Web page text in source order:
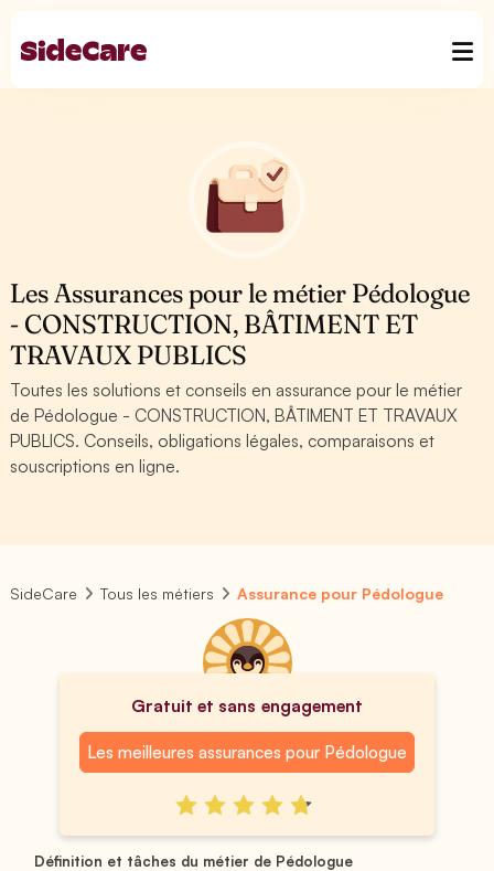
Les Assurances pour le métier Pédologue
- CONSTRUCTION, BÂTIMENT ET
TRAVAUX PUBLICS
Toutes les solutions et conseils en assurance pour le métier
de Pédologue - CONSTRUCTION, BÂTIMENT ET TRAVAUX
PUBLICS. Conseils, obligations légales, comparaisons et
souscriptions en ligne.
SideCare Tous les métiers Assurance pour Pédologue
Gratuit et sans engagement
Les meilleures assurances pour Pédologue
Définition et tâches du métier de Pédologue